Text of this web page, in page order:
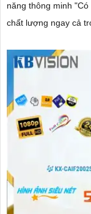
năng thông minh
chất lượng ngay cả